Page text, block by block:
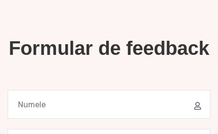
Formular de feedback